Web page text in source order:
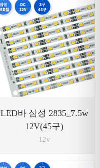
LED바 삼성 2835_7.5w
12V(45구)
12v